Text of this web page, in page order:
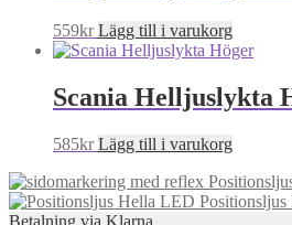
559kr Lägg till i varukorg
Scania Helljuslykta
585kr Lägg till i varukorg
Betalning via Klarna